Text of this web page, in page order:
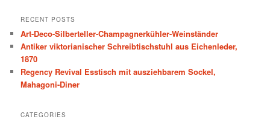
r
h
RECENT POSTS
Art-Deco-Silberteller-Champagnerkühler-Weinständer
Antiker viktorianischer Schreibtischstuhl aus Eichenleder,
1870
Regency Revival Esstisch mit ausziehbarem Sockel,
Mahagoni-Diner
CATEGORIES